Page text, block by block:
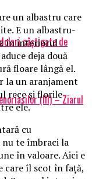
câștigate de
(III) – Ziarul
un albastru care
E un albastru-
în interiorul
deja două
floare lângă el.
la un aranjament
rece și florile
ele.
cu
te îmbraci la
în valoare. Aici e
care îl scot în față,